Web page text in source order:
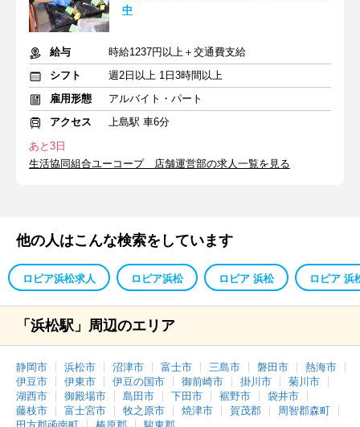
中
給与
時給1237円以上＋交通費支給
シフト
週2日以上 1日3時間以上
雇用形態
アルバイト・パート
アクセス
上島駅 車6分
あと3日
生活協同組合ユーコープ 店舗運営部の求人一覧を見る
他の人はこんな検索をしています
ロピア浜松求人 ロピア浜松 ロピア 浜松 ロピア 浜
「浜松駅」周辺のエリア
静岡市 浜松市 沼津市 富士市 三島市 磐田市
熱海市
伊豆市
伊東市 伊豆の国市 御前崎市 掛川市
菊川市
湖西市
御殿場市 島田市 下田市 裾野市
袋井市
藤枝市
富士宮市 牧之原市 焼津市 賀茂郡
周智郡森町